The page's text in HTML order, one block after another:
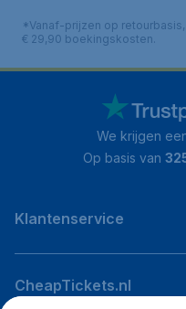
*Vanaf-prijzen op
€ 29,90 boekingskosten.
We krijgen
Op basis van
Klantenservice
CheapTickets.nl